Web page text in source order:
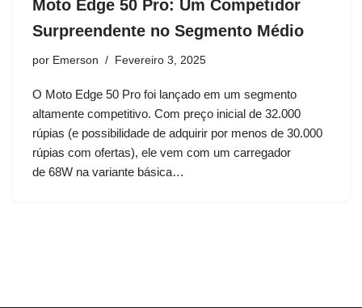
Moto Edge 50 Pro: Um Competidor
Surpreendente no Segmento Médio
por Emerson Fevereiro 3, 2025
O Moto Edge 50 Pro foi lançado em um segmento
altamente competitivo. Com preço inicial de 32.000
rúpias (e possibilidade de adquirir por menos de 30.000
rúpias com ofertas), ele vem com um carregador
de 68W na variante básica…